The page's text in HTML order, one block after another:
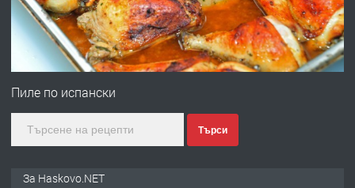
преди 2 дни
ПРЕДЛАГА
Продавам парцел в гр. Хасково кв.
Пиле по испански
Търси
За Haskovo.NET